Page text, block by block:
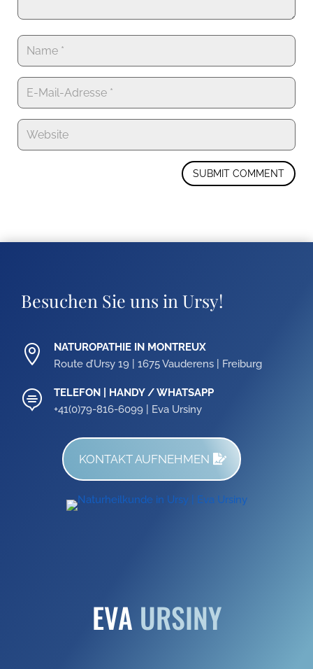
SUBMIT COMMENT
Besuchen Sie uns in Ursy!

NATUROPATHIE IN MONTREUX
Route d’Ursy 19 | 1675 Vauderens | Freiburg

TELEFON | HANDY / WHATSAPP
+41(0)79-816-6099 | Eva Ursiny
KONTAKT AUFNEHMEN
EVA URSINY